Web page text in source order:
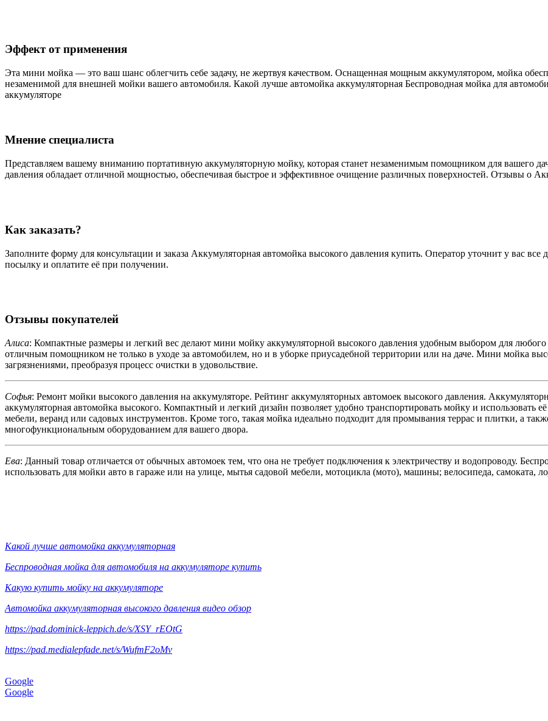
Эффект от применения
Эта мини мойка — это ваш шанс облегчить себе задачу, не жертвуя качеством. Оснащенная мощным аккумулятором, мойка
незаменимой для внешней мойки вашего автомобиля. Какой лучше автомойка аккумуляторная Беспроводная мойка для
аккумуляторе
Мнение специалиста
Представляем вашему вниманию портативную аккумуляторную мойку, которая станет незаменимым помощником для вашего
давления обладает отличной мощностью, обеспечивая быстрое и эффективное очищение различных поверхностей. Отзывы о
Как заказать?
Заполните форму для консультации и заказа Аккумуляторная автомойка высокого давления купить. Оператор уточнит у вас
посылку и оплатите её при получении.
Отзывы покупателей
Алиса: Компактные размеры и легкий вес делают мини мойку аккумуляторной высокого давления удобным выбором для любого
отличным помощником не только в уходе за автомобилем, но и в уборке приусадебной территории или на даче. Мини мойка
загрязнениями, преобразуя процесс очистки в удовольствие.
Софья: Ремонт мойки высокого давления на аккумуляторе. Рейтинг аккумуляторных автомоек высокого давления.
аккумуляторная автомойка высокого. Компактный и легкий дизайн позволяет удобно транспортировать мойку и использовать
мебели, веранд или садовых инструментов. Кроме того, такая мойка идеально подходит для промывания террас и плитки, а
многофункциональным оборудованием для вашего двора.
Ева: Данный товар отличается от обычных автомоек тем, что она не требует подключения к электричеству и водопроводу.
использовать для мойки авто в гараже или на улице, мытья садовой мебели, мотоцикла (мото), машины; велосипеда, самоката,
Какой лучше автомойка аккумуляторная
Беспроводная мойка для автомобиля на аккумуляторе купить
Какую купить мойку на аккумуляторе
Автомойка аккумуляторная высокого давления видео обзор
https://pad.dominick-leppich.de/s/XSY_rEOtG
https://pad.medialepfade.net/s/WufmF2oMv
Google
Google